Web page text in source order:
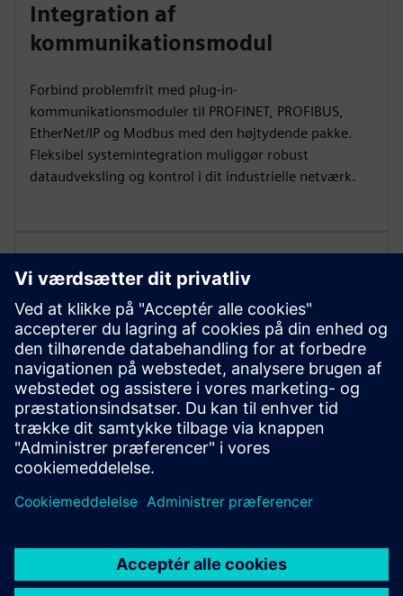
Integration af
kommunikationsmodul
Forbind problemfrit med plug-in-
kommunikationsmoduler til PROFINET, PROFIBUS,
EtherNet/IP og Modbus med den højtydende pakke.
Fleksibel systemintegration muliggør robust
dataudveksling og kontrol i dit industrielle netværk.
Avanceret motorbeskyttelse
Drag fordel af omfattende motoroverbelastning og
valgfri termistorbeskyttelse. Anvend innovativ
drejningsmomentstyring og automatisk
parameterisering for enkel idriftsættelse og pålidelig
ydeevne under skiftende belastninger.